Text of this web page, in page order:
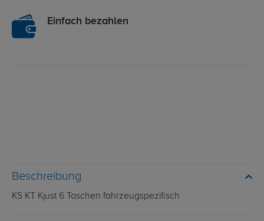
Einfach bezahlen
Beschreibung
KS KT Kjust 6 Taschen fahrzeugspezifisch